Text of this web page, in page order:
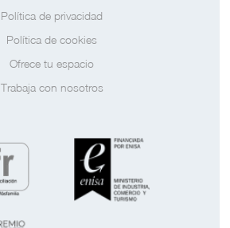
Política de privacidad
Política de cookies
Ofrece tu espacio
Trabaja con nosotros